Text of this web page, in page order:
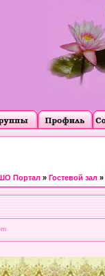
Портал » Гостевой зал »